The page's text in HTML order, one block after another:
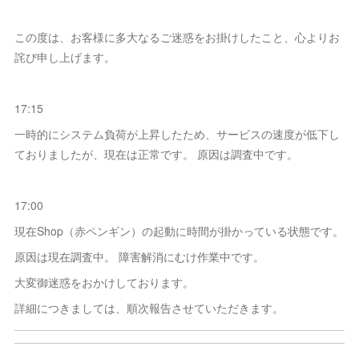
この度は、お客様に多大なるご迷惑をお掛けしたこと、心よりお
詫び申し上げます。
17:15
一時的にシステム負荷が上昇したため、サービスの速度が低下し
ておりましたが、現在は正常です。 原因は調査中です。
17:00
現在Shop（赤ペンギン）の起動に時間が掛かっている状態です。
原因は現在調査中。 障害解消にむけ作業中です。
大変御迷惑をおかけしております。
詳細につきましては、順次報告させていただきます。